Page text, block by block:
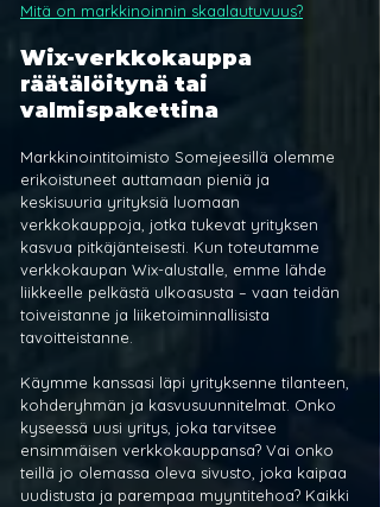
Mitä on markkinoinnin skaalautuvuus?
Wix-verkkokauppa
räätälöitynä tai
valmispakettina
Markkinointitoimisto Somejeesillä olemme
erikoistuneet auttamaan pieniä ja
keskisuuria yrityksiä luomaan
verkkokauppoja, jotka tukevat yrityksen
kasvua pitkäjänteisesti. Kun toteutamme
verkkokaupan Wix-alustalle, emme lähde
liikkeelle pelkästä ulkoasusta – vaan teidän
toiveistanne ja liiketoiminnallisista
tavoitteistanne.
Käymme kanssasi läpi yrityksenne tilanteen,
kohderyhmän ja kasvusuunnitelmat. Onko
kyseessä uusi yritys, joka tarvitsee
ensimmäisen verkkokauppansa? Vai onko
teillä jo olemassa oleva sivusto, joka kaipaa
uudistusta ja parempaa myyntitehoa? Kaikki